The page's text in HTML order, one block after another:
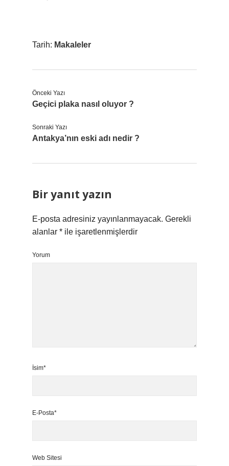
Tarih: Makaleler
Önceki Yazı
Geçici plaka nasıl oluyor ?
Sonraki Yazı
Antakya’nın eski adı nedir ?
Bir yanıt yazın
E-posta adresiniz yayınlanmayacak. Gerekli
alanlar * ile işaretlenmişlerdir
Yorum
İsim*
E-Posta*
Web Sitesi